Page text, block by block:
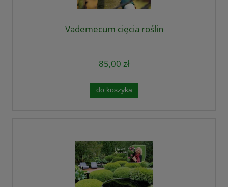
Vademecum cięcia roślin
85,00 zł
do koszyka